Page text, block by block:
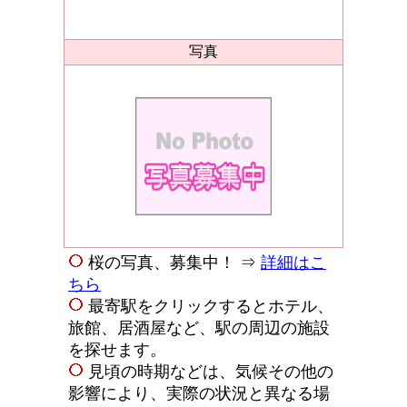
写真
桜の写真、募集中！ ⇒ 詳細はこ
ちら
最寄駅をクリックするとホテル、
旅館、居酒屋など、駅の周辺の施設
を探せます。
見頃の時期などは、気候その他の
影響により、実際の状況と異なる場